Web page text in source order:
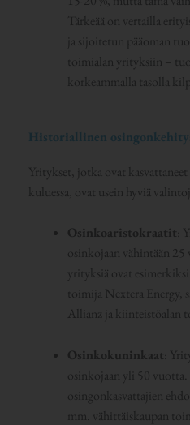
Tärkeää on vertailla
ja sijoitetun pääoman
toimialan yrityksiin –
korkeammalla tasolla
Historiallinen
Yritykset, jotka ovat
kuluessa, ovat usein hyviä
Osinkoaristokraatit :
osinkojaan vähintään 25
yrityksiä ovat
toimija Nextera Energy,
Allianz ja kiinteistöalan
Osinkokuninkaat :
osinkojaan yli 50 vuotta.
osingonkasvattajien
mm. vähittäiskaupan